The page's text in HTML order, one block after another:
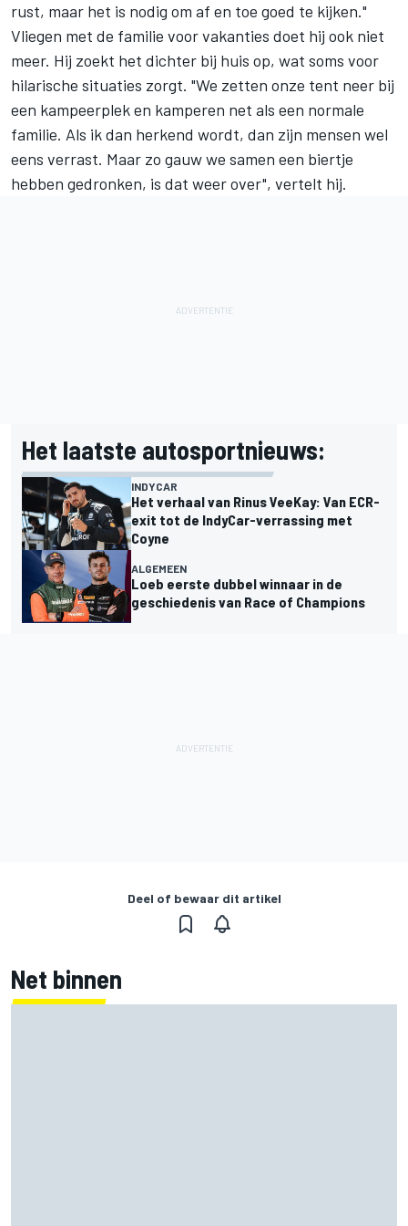
rust, maar het is nodig om af en toe goed te kijken."
Vliegen met de familie voor vakanties doet hij ook niet
meer. Hij zoekt het dichter bij huis op, wat soms voor
hilarische situaties zorgt. "We zetten onze tent neer bij
een kampeerplek en kamperen net als een normale
familie. Als ik dan herkend wordt, dan zijn mensen wel
eens verrast. Maar zo gauw we samen een biertje
hebben gedronken, is dat weer over", vertelt hij.
Het laatste autosportnieuws:
INDYCAR
Het verhaal van Rinus VeeKay: Van ECR-
exit tot de IndyCar-verrassing met
Coyne
ALGEMEEN
Loeb eerste dubbel winnaar in de
geschiedenis van Race of Champions
Deel of bewaar dit artikel
Net binnen